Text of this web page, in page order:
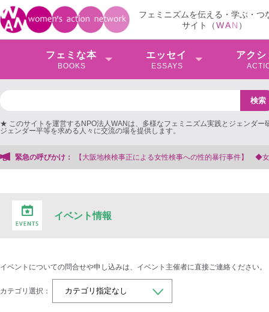
フェミニズムを伝える・学ぶ・つ
サイト（WAN ）
フェミな本
BOOKS
エッセイ
ESSAYS
アクシ
★ このサイトを運営するNPO法人WANは、多様なフェミニズム実践とジェンダー
ジェンダー平等を求める人々に交流の場を提供します。
緊急の呼びかけ：
阪地検検事正による女性検事への性的暴行事件】 ◆女性検事を支援する会事務
イベント情報
イベントについての問合せや申し込みは、イベント主催者に直接ご連絡ください。
カテゴリ選択：